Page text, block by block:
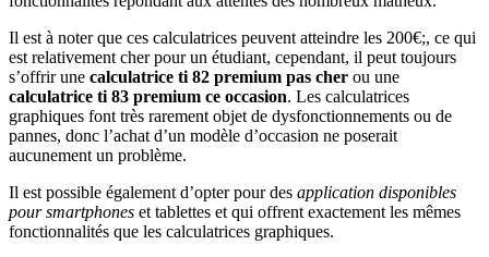
Il est à noter que ces calculatrices peuvent atteindre les 200€;, ce qui
est relativement cher pour un étudiant, cependant, il peut toujours
s’offrir une calculatrice ti 82 premium pas cher ou une
calculatrice ti 83 premium ce occasion. Les calculatrices
graphiques font très rarement objet de dysfonctionnements ou de
pannes, donc l’achat d’un modèle d’occasion ne poserait
aucunement un problème.
Il est possible également d’opter pour des application disponibles
pour smartphones et tablettes et qui offrent exactement les mêmes
fonctionnalités que les calculatrices graphiques.